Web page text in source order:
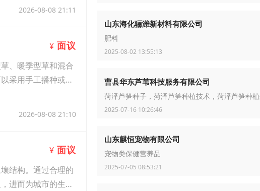
2026-08-08 21:11
¥ 面议
、暖季型草和混合
采用手工播种或机
2026-08-08 21:10
¥ 面议
结构。通过合理的
进而为城市的生态
山东海化骊潍新材料有限公司
肥料
2025-08-02 13:55:13
曹县华东芦苇科技服务有限公司
菏泽芦笋种子，菏泽芦笋种植技术，菏泽芦笋种
2025-07-16 10:26:46
山东麒恒宠物有限公司
宠物类保健营养品
2025-07-05 08:53:21